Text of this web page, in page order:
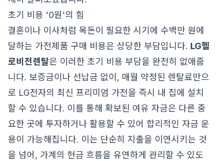
초기 비용 '0원'의 힘
결혼이나 이사처럼 목돈이 필요한 시기에 수백만 원에
달하는 가전제품 구매 비용은 상당한 부담입니다. LG헬
로비전렌탈은 이러한 초기 비용 부담을 완전히 없애줍
니다. 보증금이나 선납금 없이, 매월 약정된 렌탈료만으
로 LG전자의 최신 프리미엄 가전을 즉시 내 집에 설치
할 수 있습니다. 이를 통해 확보된 여유 자금은 다른 중
요한 곳에 투자하거나 활용할 수 있어 합리적인 자금 운
용이 가능해집니다. 이는 단순히 지출을 이연시키는 것
을 넘어, 가계의 현금 흐름을 유연하게 관리할 수 있도